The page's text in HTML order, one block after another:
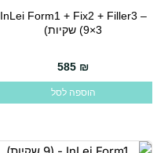
InLei Form1 + Fix2 + Filler3 –
(9×3 שקיות)
585 ₪
הוספה לסל